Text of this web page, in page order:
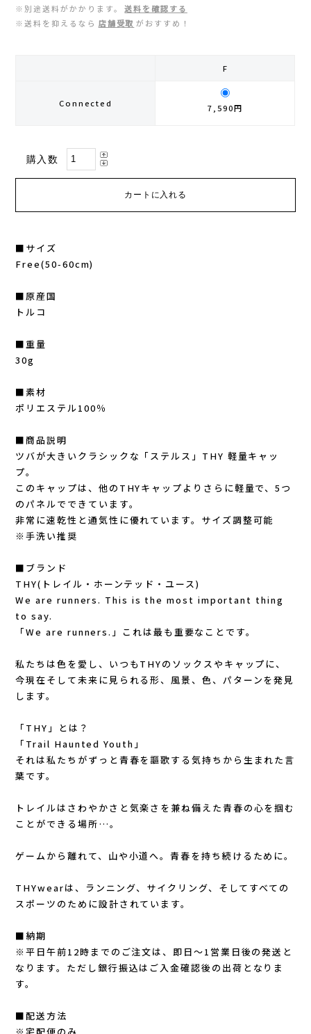
Shonai Special(ショウナイスペシャル)
ジャパンエナジーフード
ミドリ安全
梅丹
セット
FEELCAP(フィールキャップ)
goodr(グダー)
handson grip (ハンズオングリップ)
Hydrapak(ハイドラパック)
injinji(インジンジ)
INSTINCT(インスティンクト)
Lithe Apparel（ライテ アパレル）
MARSQUEST(マーズクエスト)
MERRELL(メレル)
MMA(マウンテンマーシャルアーツ)
MOUNTAIN HARD WEAR(マウンテンハー
ドウェア)
MYSTERY RANCH (ミステリーランチ)
New Era(ニューエラ)
New-HALE(ニューハレ)
NNORMAL(ノーマル)
OLENO(オレノ)
On Running(オンランニング)
OOFOS (ウーフォス)
※別途送料がかかります。
送料を確認する
※送料を抑えるなら 店舗受取 がおすすめ！
F
Connected 7,590円
購入数
■サイズ
Free(50-60cm)
■原産国
トルコ
■重量
30g
■素材
ポリエステル100％
■商品説明
ツバが大きいクラシックな「ステルス」THY 軽量キャッ
プ。
このキャップは、他のTHYキャップよりさらに軽量で、5つ
のパネルでできています。
非常に速乾性と通気性に優れています。サイズ調整可能
※手洗い推奨
■ブランド
THY(トレイル・ホーンテッド・ユース)
We are runners. This is the most important thing
to say.
「We are runners.」これは最も重要なことです。
私たちは色を愛し、いつもTHYのソックスやキャップに、
今現在そして未来に見られる形、風景、色、パターンを発見
します。
「THY」とは？
「Trail Haunted Youth」
それは私たちがずっと青春を謳歌する気持ちから生まれた言
葉です。
トレイルはさわやかさと気楽さを兼ね備えた青春の心を掴む
ことができる場所…。
ゲームから離れて、山や小道へ。青春を持ち続けるために。
THYwearは、ランニング、サイクリング、そしてすべての
スポーツのために設計されています。
■納期
※平日午前12時までのご注文は、即日～1営業日後の発送と
なります。ただし銀行振込はご入金確認後の出荷となりま
す。
■配送方法